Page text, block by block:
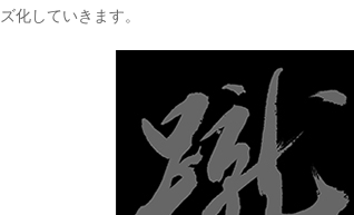
リーズ化していきます。